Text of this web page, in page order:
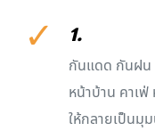
✓ 1.
กันแดด กันฝน
หน้าบ้าน คาเฟ่
ให้กลายเป็นมุ